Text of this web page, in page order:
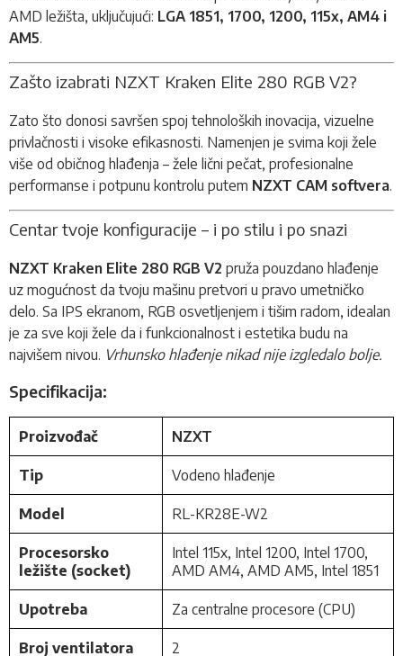
AMD ležišta, uključujući: LGA 1851, 1700, 1200, 115x, AM4 i
AM5.
Zašto izabrati NZXT Kraken Elite 280 RGB V2?
Zato što donosi savršen spoj tehnoloških inovacija, vizuelne
privlačnosti i visoke efikasnosti. Namenjen je svima koji žele
više od običnog hlađenja – žele lični pečat, profesionalne
performanse i potpunu kontrolu putem NZXT CAM softvera.
Centar tvoje konfiguracije – i po stilu i po snazi
NZXT Kraken Elite 280 RGB V2 pruža pouzdano hlađenje
uz mogućnost da tvoju mašinu pretvori u pravo umetničko
delo. Sa IPS ekranom, RGB osvetljenjem i tišim radom, idealan
je za sve koji žele da i funkcionalnost i estetika budu na
najvišem nivou. Vrhunsko hlađenje nikad nije izgledalo bolje.
Specifikacija:
Proizvođač NZXT
Tip Vodeno hlađenje
Model RL-KR28E-W2
Procesorsko
ležište (socket)
Intel 115x, Intel 1200, Intel 1700,
AMD AM4, AMD AM5, Intel 1851
Upotreba Za centralne procesore (CPU)
Broj ventilatora 2